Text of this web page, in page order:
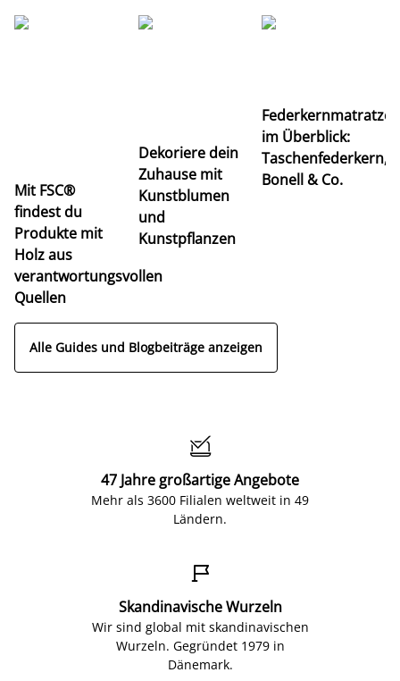
Mit FSC®
findest du
Produkte mit
Holz aus
verantwortungsvollen
Quellen
Dekoriere dein
Zuhause mit
Kunstblumen
und
Kunstpflanzen
im Überblick:
Taschenfederkern,
Bonell & Co.
Alle Guides und Blogbeiträge anzeigen

47 Jahre großartige Angebote
Mehr als 3600 Filialen weltweit in 49
Ländern.

Skandinavische Wurzeln
Wir sind global mit skandinavischen
Wurzeln. Gegründet 1979 in
Dänemark.